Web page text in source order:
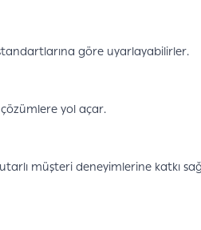
göre uyarlayabilirler.
çözümlere yol açar.
müşteri deneyimlerine katkı